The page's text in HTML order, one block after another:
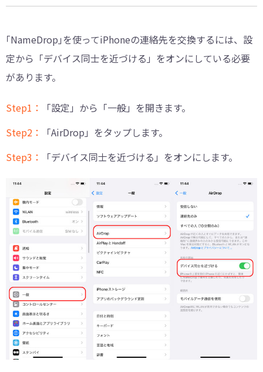
｢NameDrop｣を使ってiPhoneの連絡先を交換するには、設
定から「デバイス同士を近づける」をオンにしている必要
があります。
Step1：
「設定」から「一般」を開きます。
Step2：
「AirDrop」をタップします。
Step3：
「デバイス同士を近づける」をオンにします。